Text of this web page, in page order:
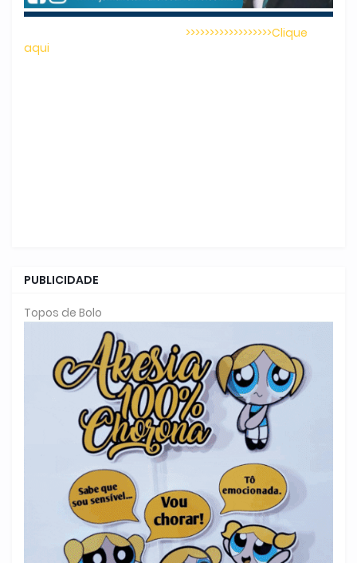
>>>>>>>>>>>>>>>>>>Clique
aqui
PUBLICIDADE
Topos de Bolo